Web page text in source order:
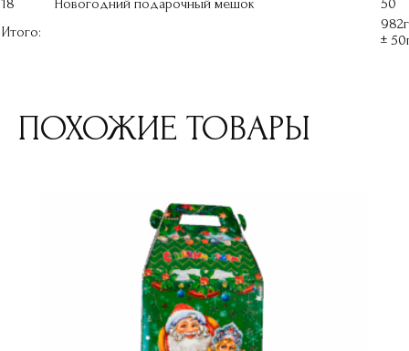
18
Новогодний подарочный мешок
50
Итого:
±
ПОХОЖИЕ ТОВАРЫ